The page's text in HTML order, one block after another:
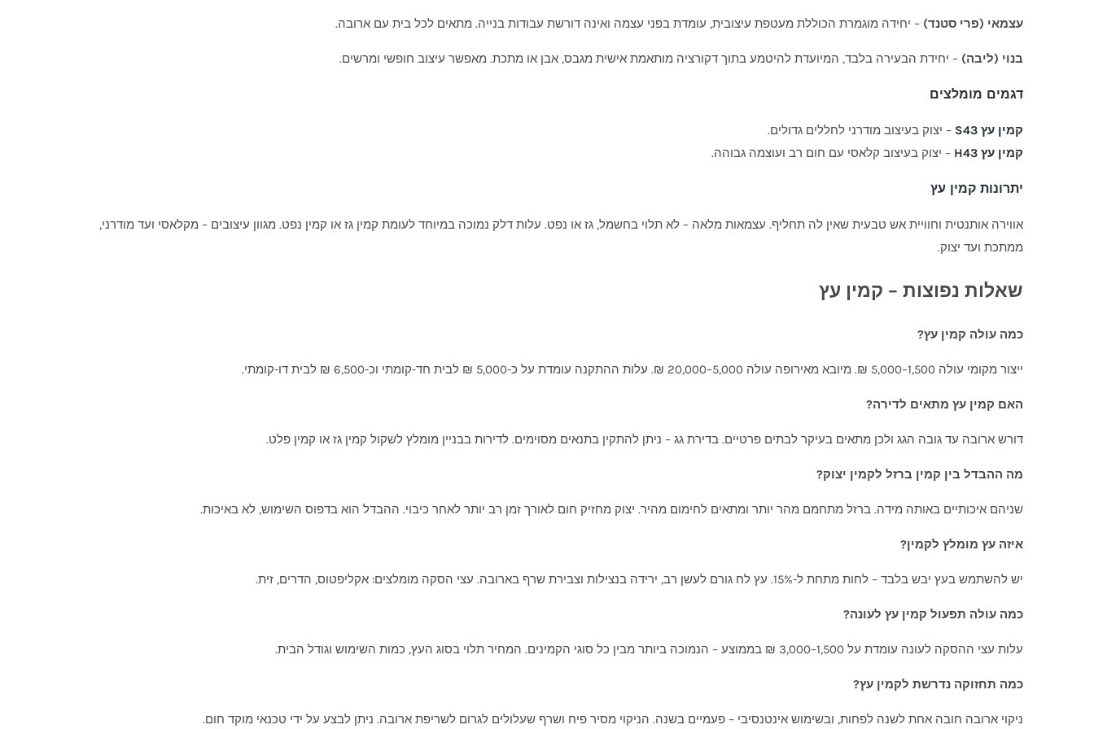
עצמאי (פרי סטנד) – יחידה מוגמרת הכוללת מעטפת עיצובית, עומדת בפני עצמה ואינה דורשת עבודות בנייה. מתאים לכל בית עם ארובה.
בנוי (ליבה) – יחידת הבעירה בלבד, המיועדת להיטמע בתוך דקורציה מותאמת אישית מגבס, אבן או מתכת. מאפשר עיצוב חופשי ומרשים.
דגמים מומלצים
קמין עץ S43
– יצוק בעיצוב מודרני לחללים גדולים.
קמין עץ H43
– יצוק בעיצוב קלאסי עם חום רב ועוצמה גבוהה.
יתרונות קמין עץ
אווירה אותנטית וחוויית אש טבעית שאין לה תחליף. עצמאות מלאה – לא תלוי בחשמל, גז או נפט. עלות דלק נמוכה במיוחד לעומת קמין גז או קמין נפט. מגוון עיצובים – מקלאסי ועד מודרני,
ממתכת ועד יצוק.
שאלות נפוצות – קמין עץ
כמה עולה קמין עץ?
ייצור מקומי עולה 1,500–5,000 ₪. מיובא מאירופה עולה 5,000–20,000 ₪. עלות ההתקנה עומדת על כ-5,000 ₪ לבית חד-קומתי וכ-6,500 ₪ לבית דו-קומתי.
האם קמין עץ מתאים לדירה?
דורש ארובה עד גובה הגג ולכן מתאים בעיקר לבתים פרטיים. בדירת גג – ניתן להתקין בתנאים מסוימים. לדירות בבניין מומלץ לשקול קמין גז או קמין פלט.
מה ההבדל בין קמין ברזל לקמין יצוק?
שניהם איכותיים באותה מידה. ברזל מתחמם מהר יותר ומתאים לחימום מהיר. יצוק מחזיק חום לאורך זמן רב יותר לאחר כיבוי. ההבדל הוא בדפוס השימוש, לא באיכות.
איזה עץ מומלץ לקמין?
יש להשתמש בעץ יבש בלבד – לחות מתחת ל-15%. עץ לח גורם לעשן רב, ירידה בנצילות וצבירת שרף בארובה. עצי הסקה מומלצים: אקליפטוס, הדרים, זית.
כמה עולה תפעול קמין עץ לעונה?
עלות עצי ההסקה לעונה עומדת על 1,500–3,000 ₪ בממוצע – הנמוכה ביותר מבין כל סוגי הקמינים. המחיר תלוי בסוג העץ, כמות השימוש וגודל הבית.
כמה תחזוקה נדרשת לקמין עץ?
ניקוי ארובה חובה אחת לשנה לפחות, ובשימוש אינטנסיבי – פעמיים בשנה. הניקוי מסיר פיח ושרף שעלולים לגרום לשריפת ארובה. ניתן לבצע על ידי טכנאי מוקד חום.